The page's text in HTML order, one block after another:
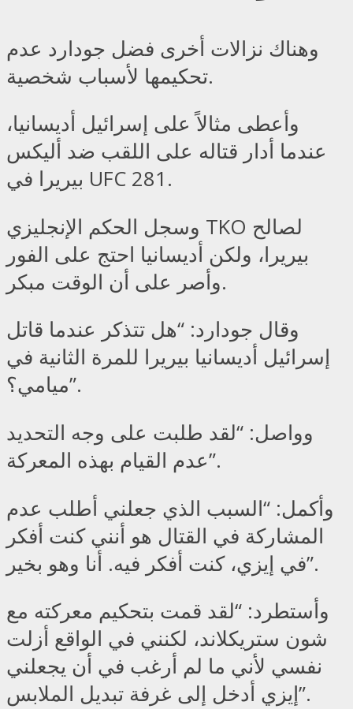
وهناك نزالات أخرى فضل جودارد عدم
تحكيمها لأسباب شخصية.
وأعطى مثالاً على إسرائيل أديسانيا،
عندما أدار قتاله على اللقب ضد أليكس
بيريرا في UFC 281.
وسجل الحكم الإنجليزي TKO لصالح
بيريرا، ولكن أديسانيا احتج على الفور
وأصر على أن الوقت مبكر.
وقال جودارد: “هل تتذكر عندما قاتل
إسرائيل أديسانيا بيريرا للمرة الثانية في
ميامي؟”.
وواصل: “لقد طلبت على وجه التحديد
عدم القيام بهذه المعركة”.
وأكمل: “السبب الذي جعلني أطلب عدم
المشاركة في القتال هو أنني كنت أفكر
في إيزي، كنت أفكر فيه. أنا وهو بخير”.
وأستطرد: “لقد قمت بتحكيم معركته مع
شون ستريكلاند، لكنني في الواقع أزلت
نفسي لأني ما لم أرغب في أن يجعلني
إيزي أدخل إلى غرفة تبديل الملابس”.